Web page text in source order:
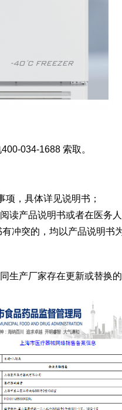
034-1688 索取。
，具体详见说明书；
产品说明书或者在医务
冲突的，均以产品说明书
产厂家存在更新或替换的